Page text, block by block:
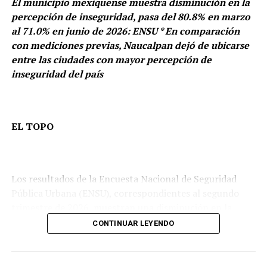
percepción de inseguridad, pasa del 80.8% en marzo
al 71.0% en junio de 2026: ENSU * En comparación
con mediciones previas, Naucalpan dejó de ubicarse
entre las ciudades con mayor percepción de
inseguridad del país
EL TOPO
Los resultados de la Encuesta Nacional de Seguridad
percepción de inseguridad de la población de 18 años y
más residente en el municipio de Naucalpan de Juárez,
Estado de México.
CONTINUAR LEYENDO